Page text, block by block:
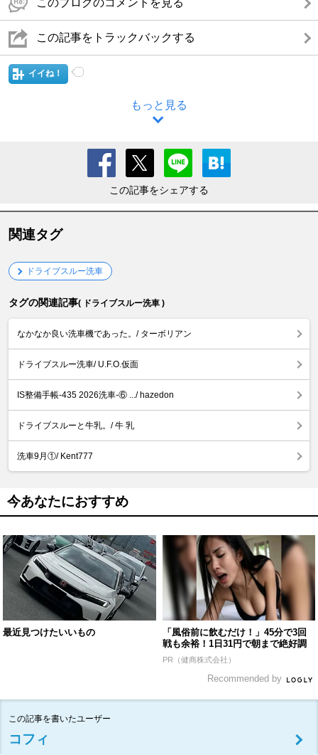
このブログのコメントを見る
この記事をトラックバックする
イイね！
もっと見る
この記事をシェアする
関連タグ
ドライブスルー洗車
タグの関連記事( ドライブスルー洗車 )
なかなか良い洗車機であった。/ ターボリアン
ドライブスルー洗車/ U.F.O.仮面
IS整備手帳-435 2026洗車-⑥ .../ hazedon
ドライブスルーと牛乳。/ 牛 乳
洗車9月①/ Kent777
今あなたにおすすめ
最近見つけたいいもの
「風俗前に飲むだけ！」45分で3回
戦も余裕！1日31円で朝まで絶好調
PR（健商株式会社）
Recommended by
この記事を書いたユーザー
コフィ